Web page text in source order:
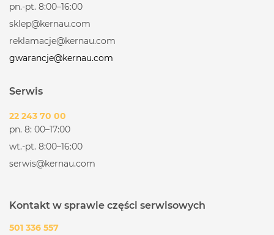
pn.-pt. 8:00–16:00
sklep@kernau.com
reklamacje@kernau.com
gwarancje@kernau.com
Serwis
22 243 70 00
pn. 8: 00–17:00
wt.-pt. 8:00–16:00
serwis@kernau.com
Kontakt w sprawie części serwisowych
501 336 557